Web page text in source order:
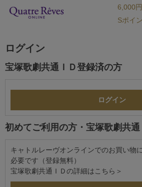
6,000
Sポイ
ログイン
宝塚歌劇共通ＩＤ登録済の方
初めてご利用の方・宝塚歌劇共
キャトルレーヴオンラインでのお買い物
必要です（登録無料）
宝塚歌劇共通ＩＤの詳細は こちら＞